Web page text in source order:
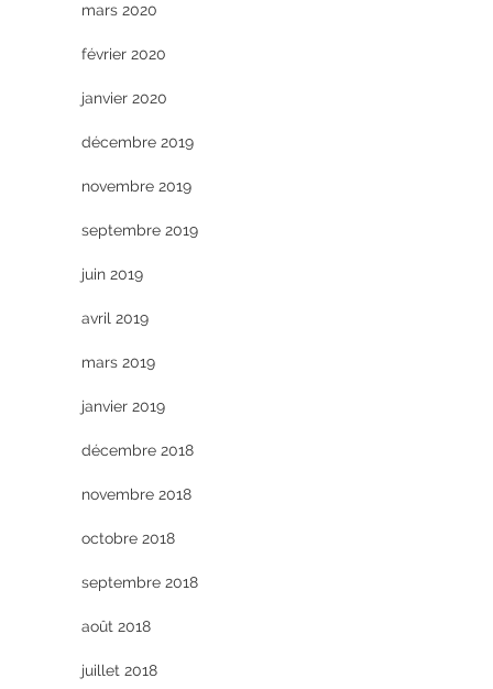
mars 2020
février 2020
janvier 2020
décembre 2019
novembre 2019
septembre 2019
juin 2019
avril 2019
mars 2019
janvier 2019
décembre 2018
novembre 2018
octobre 2018
septembre 2018
août 2018
juillet 2018